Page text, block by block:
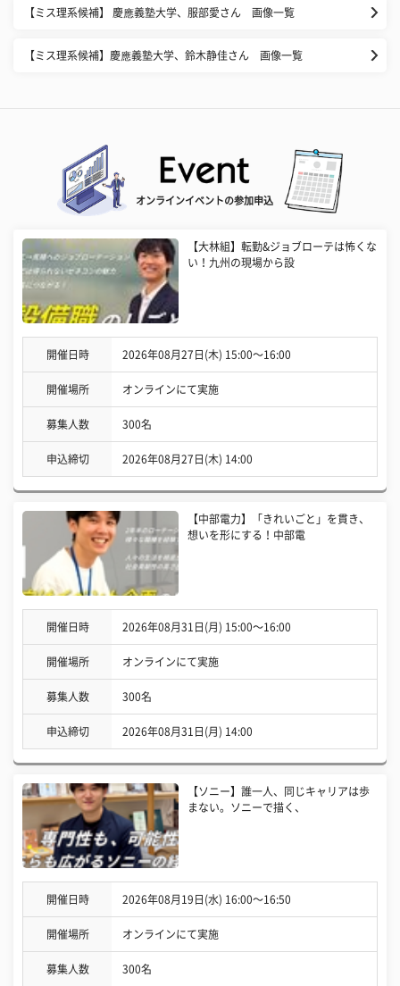
【ミス理系候補】 慶應義塾大学、服部愛さん 画像一覧
【ミス理系候補】慶應義塾大学、鈴木静佳さん 画像一覧
オンラインイベントの参加申込
【大林組】転勤&ジョブローテは怖くな
い！九州の現場から設
開催日時 2026年08月27日(木) 15:00〜16:00
開催場所 オンラインにて実施
募集人数 300名
申込締切 2026年08月27日(木) 14:00
【中部電力】「きれいごと」を貫き、
想いを形にする！中部電
開催日時 2026年08月31日(月) 15:00〜16:00
開催場所 オンラインにて実施
募集人数 300名
申込締切 2026年08月31日(月) 14:00
【ソニー】誰一人、同じキャリアは歩
まない。ソニーで描く、
開催日時 2026年08月19日(水) 16:00〜16:50
開催場所 オンラインにて実施
募集人数 300名